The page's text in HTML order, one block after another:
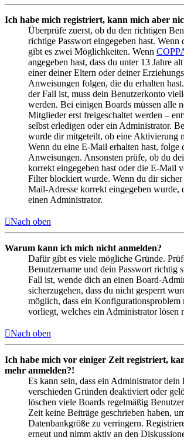
Ich habe mich registriert, kann mich aber
Überprüfe zuerst, ob du den richtigen
richtige Passwort eingegeben hast. Wenn
gibt es zwei Möglichkeiten. Wenn
angegeben hast, dass du unter 13 Jahre
einer deiner Eltern oder deiner
Anweisungen folgen, die du erhalten
der Fall ist, muss dein Benutzerkonto
werden. Bei einigen Boards müssen alle
Mitglieder erst freigeschaltet werden –
selbst erledigen oder ein Administrator.
wurde dir mitgeteilt, ob eine Aktivierung
Wenn du eine E-Mail erhalten hast, folge
Anweisungen. Ansonsten prüfe, ob du
korrekt eingegeben hast oder die E-Mail
Filter blockiert wurde. Wenn du dir sicher
Mail-Adresse korrekt eingegeben wurde,
einen Administrator.
Nach oben
Warum kann ich mich nicht anmelden?
Dafür gibt es viele mögliche Gründe.
Benutzername und dein Passwort richtig
Fall ist, wende dich an einen Board-
sicherzugehen, dass du nicht gesperrt
möglich, dass ein Konfigurationsproblem
vorliegt, welches ein Administrator lösen
Nach oben
Ich habe mich vor einiger Zeit registriert,
mehr anmelden?!
Es kann sein, dass ein Administrator dein
verschieden Gründen deaktiviert oder
löschen viele Boards regelmäßig
Zeit keine Beiträge geschrieben haben,
Datenbankgröße zu verringern.
erneut und nimm aktiv an den